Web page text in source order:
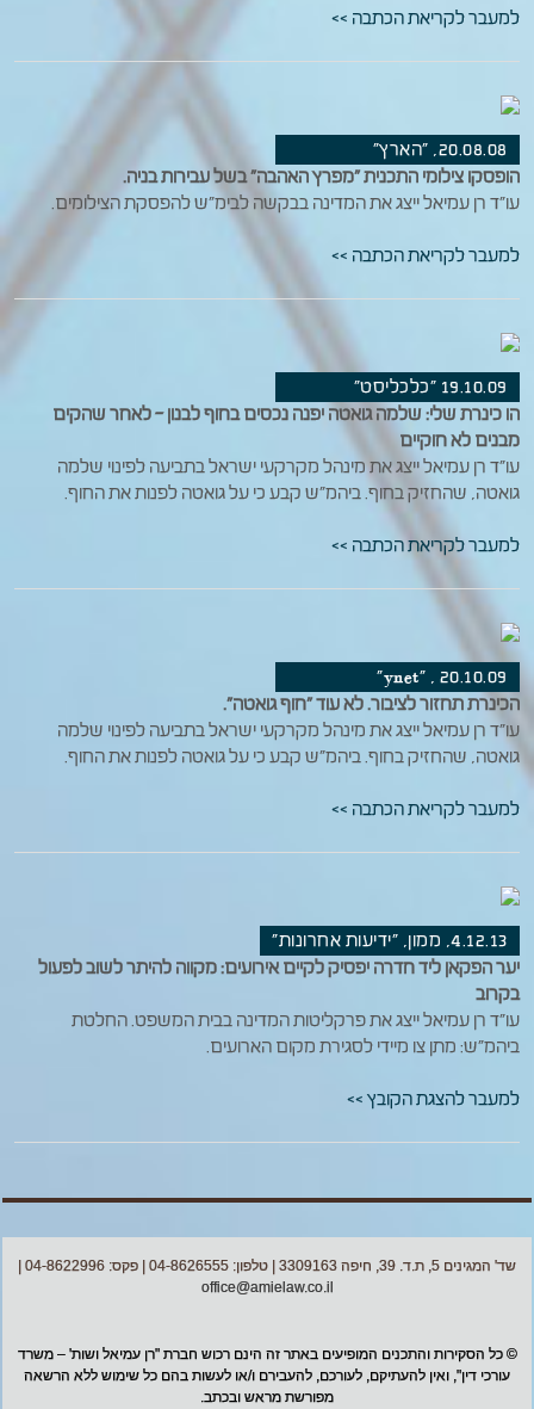
למעבר לקריאת הכתבה >>
20.08.08, "הארץ"
הופסקו צילומי התכנית "מפרץ האהבה" בשל עבירות בניה.
עו"ד רן עמיאל ייצג את המדינה בבקשה לבימ"ש להפסקת הצילומים.
למעבר לקריאת הכתבה >>
19.10.09 "כלכליסט"
הו כינרת שלי: שלמה גואטה יפנה נכסים בחוף לבנון – לאחר שהקים
מבנים לא חוקיים
עו"ד רן עמיאל ייצג את מינהל מקרקעי ישראל בתביעה לפינוי שלמה
גואטה, שהחזיק בחוף. ביהמ"ש קבע כי על גואטה לפנות את החוף.
למעבר לקריאת הכתבה >>
20.10.09 , "ynet"
הכינרת תחזור לציבור. לא עוד "חוף גואטה".
עו"ד רן עמיאל ייצג את מינהל מקרקעי ישראל בתביעה לפינוי שלמה
גואטה, שהחזיק בחוף. ביהמ"ש קבע כי על גואטה לפנות את החוף.
למעבר לקריאת הכתבה >>
4.12.13, ממון, "ידיעות אחרונות"
יער הפקאן ליד חדרה יפסיק לקיים אירועים: מקווה להיתר לשוב לפעול
בקרוב
עו"ד רן עמיאל ייצג את פרקליטות המדינה בבית המשפט. החלטת
ביהמ"ש: מתן צו מיידי לסגירת מקום הארועים.
למעבר להצגת הקובץ >>
שד' המגינים 5, ת.ד. 39, חיפה 3309163 | טלפון: 04-8626555 | פקס: 04-8622996 |
office@amielaw.co.il
© כל הסקירות והתכנים המופיעים באתר זה הינם רכוש חברת "רן עמיאל ושות' – משרד
עורכי דין", ואין להעתיקם, לעורכם, להעבירם ו/או לעשות בהם כל שימוש ללא הרשאה
מפורשת מראש ובכתב.